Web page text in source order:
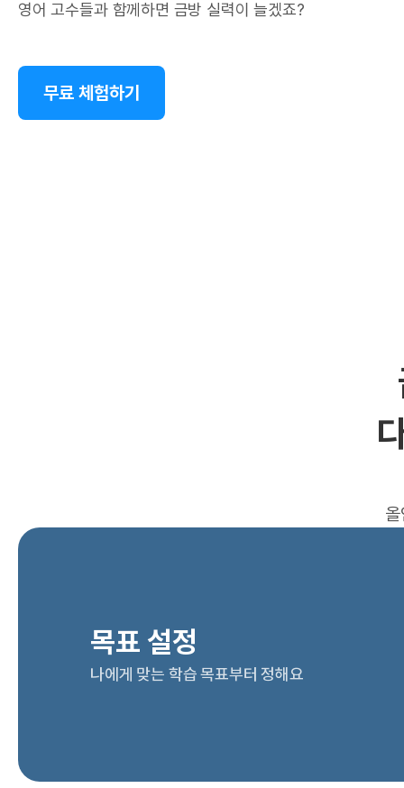
영어 고수들과 함께하면 금방 실력이 늘겠죠?
무료 체험하기
목표 설정
나에게 맞는 학습 목표부터 정해요